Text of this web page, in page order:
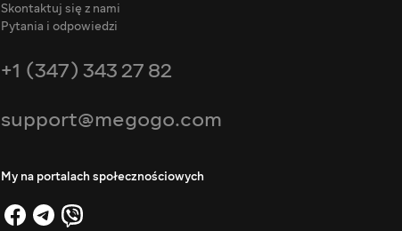
Skontaktuj się z nami
Pytania i odpowiedzi
+1 (347) 343 27 82
support@megogo.com
My na portalach społecznościowych